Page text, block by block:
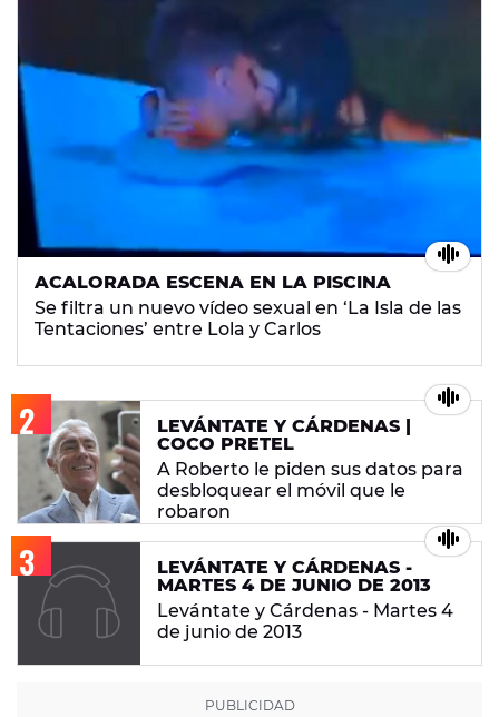
ACALORADA ESCENA EN LA PISCINA
Se filtra un nuevo vídeo sexual en ‘La Isla de las
Tentaciones’ entre Lola y Carlos
LEVÁNTATE Y CÁRDENAS |
COCO PRETEL
A Roberto le piden sus datos para
desbloquear el móvil que le
robaron
LEVÁNTATE Y CÁRDENAS -
MARTES 4 DE JUNIO DE 2013
Levántate y Cárdenas - Martes 4
de junio de 2013